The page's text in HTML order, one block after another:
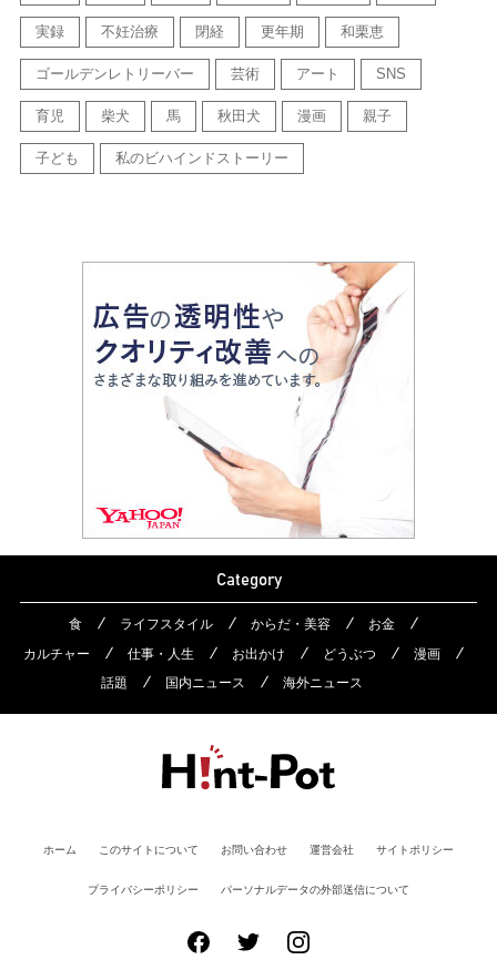
実録 不妊治療 閉経 更年期 和栗恵
ゴールデンレトリーバー 芸術 アート SNS
育児 柴犬 馬 秋田犬 漫画 親子
子ども 私のビハインドストーリー
Category
食 ライフスタイル からだ・美容
お金
カルチャー
仕事・人生 お出かけ どうぶつ
漫画
話題
国内ニュース 海外ニュース
ホーム このサイトについて お問い合わせ 運営会社 サイトポリシー
プライバシーポリシー パーソナルデータの外部送信について